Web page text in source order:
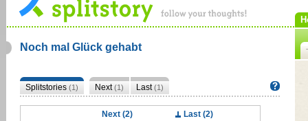
Noch mal Glück gehabt
Splitstories (1) Next(1) Last(1)
Next (2)
Last (2)